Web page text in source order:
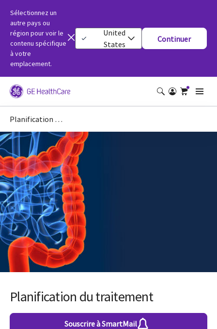
Sélectionnez un
autre pays ou
région pour voir le
contenu spécifique
à votre
emplacement.
United
States
Continuer
Planification du traitement
Planification du traitement
Souscrire à SmartMail